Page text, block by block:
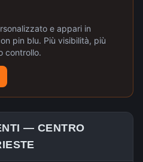
e appari in
pin blu. Più visibilità, più
controllo.
— CENTRO